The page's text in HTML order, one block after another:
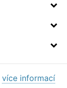
více informací